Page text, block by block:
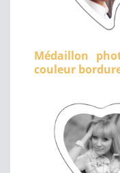
Médaillon
couleur